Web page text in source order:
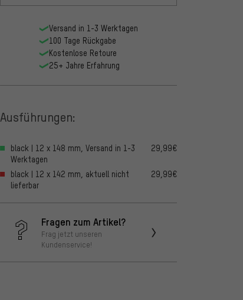
Versand in 1-3 Werktagen
100 Tage Rückgabe
Kostenlose Retoure
25+ Jahre Erfahrung
Ausführungen:
black | 12 x 148 mm, Versand in 1-3
Werktagen
29,99€
black | 12 x 142 mm, aktuell nicht
lieferbar
29,99€
Fragen zum Artikel?
Frag jetzt unseren
Kundenservice!